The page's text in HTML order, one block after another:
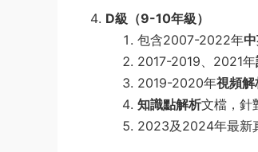
D級（9-10年級）
包含2007-2022年
2017-2019、2021年
2019-2020年視頻解
知識點解析文檔，針
2023及2024年最新